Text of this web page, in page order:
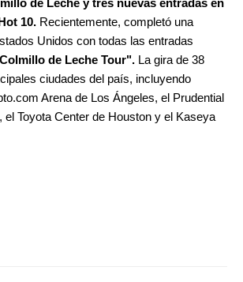
10. Recientemente, completó una
Unidos con todas las entradas
de Leche Tour". La gira de 38
ciudades del país, incluyendo
Arena de Los Ángeles, el Prudential
el Toyota Center de Houston y el Kaseya